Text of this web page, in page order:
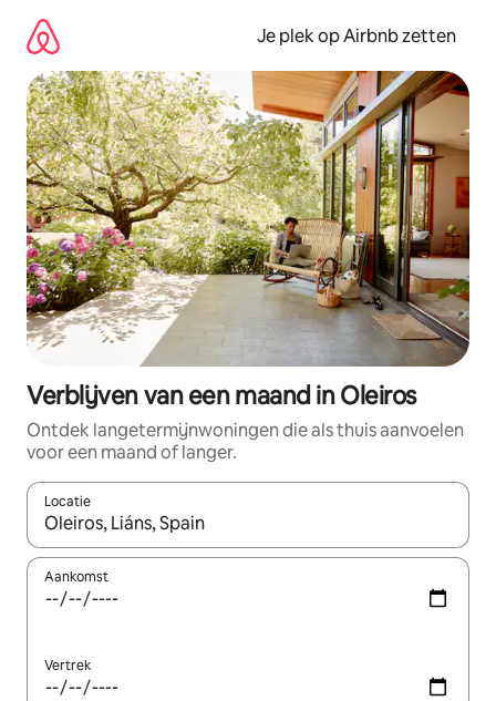
direct
naar
inhoud
Je plek op Airbnb zetten
Verblijven van een maand in Oleiros
Ontdek langetermijnwoningen die als thuis aanvoelen
voor een maand of langer.
Locatie
Wanneer er resultaten beschikbaar zijn, maak je een keuze
Aankomst
Vertrek